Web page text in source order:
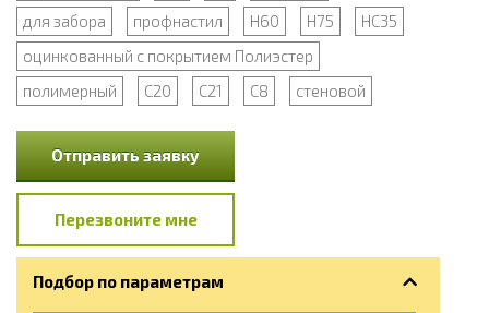
для забора
профнастил Н60 Н75
НС35
оцинкованный с покрытием Полиэстер
полимерный
С20 С21 С8 стеновой
Отправить заявку
Перезвоните мне
Подбор по параметрам